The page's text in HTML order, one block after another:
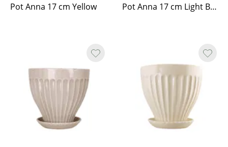
Pot Anna 17 cm Yellow Pot Anna 17 cm Light Blue